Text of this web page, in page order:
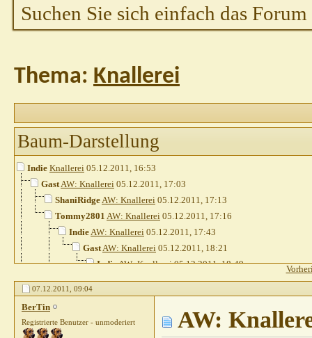
Suchen Sie sich einfach das
Thema: Knallerei
Baum-Darstellung
Indie Knallerei 05.12.2011, 16:53
GastAW: Knallerei 05.12.2011, 17:03
ShaniRidgeAW: Knallerei 05.12.2011, 17:13
Tommy2801 AW: Knallerei 05.12.2011, 17:16
IndieAW: Knallerei 05.12.2011, 17:43
GastAW: Knallerei 05.12.2011, 18:21
IndieAW: Knallerei05.12.2011,18:49
MumpiAW: Knallerei05.12.2011,19:34
BerTin AW: Knallerei07.12.2011,09:04
05.12.2011,17:45
Chappyxxs AW: Knallerei05.12.2011,17:46
07.12.2011, 09:04
BerTin
Registrierte Benutzer - unmoderiert AW: